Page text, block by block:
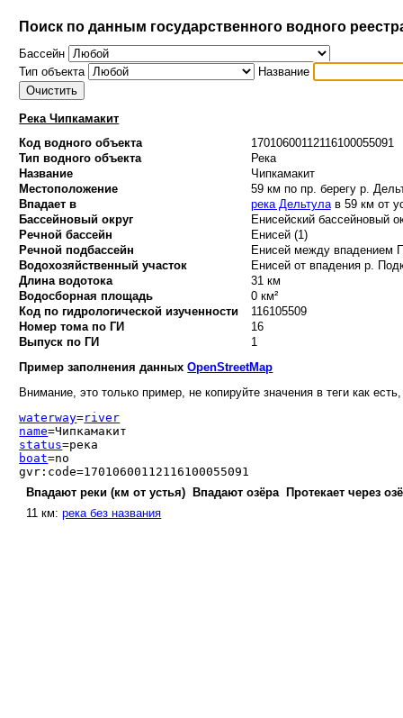
Поиск по данным государственного водного
Бассейн
Тип объекта
Название
Река Чипкамакит
Код водного объекта
17010600112116100055091
Тип водного объекта
Река
Название
Чипкамакит
Местоположение
59 км по пр. берегу р.
Впадает в
река Дельтулав 59 км от
Бассейновый округ
Енисейский бассейновый
Речной бассейн
Енисей (1)
Речной подбассейн
Енисей между впадением
Водохозяйственный участок
Енисей от впадения р.
Длина водотока
31 км
Водосборная площадь
0 км²
Код по гидрологической изученности
116105509
Номер тома по ГИ
16
Выпуск по ГИ
1
Пример заполнения данныхOpenStreetMap
Внимание, это только пример, не копируйте значения в теги как
waterway=river
name=Чипкамакит
status=река
boat=no
gvr:code=17010600112116100055091
Впадают реки (км от устья)
Впадают озёра
Протекает через
11 км:река без названия